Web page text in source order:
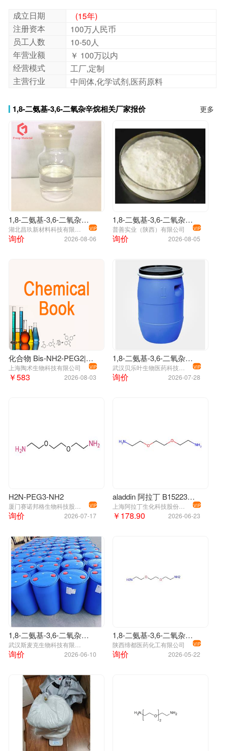
成立日期
(15年)
注册资本
100万人民币
员工人数
10-50人
年营业额
￥ 100万以内
经营模式
工厂,定制
主营行业
中间体,化学试剂,医药原料
1,8-二氨基-3,6-二氧杂辛烷相关厂家报价 更多
1,8-二氨基-3,6-二氧杂辛烷
VIP
2026-08-06
询价
1,8-二氨基-3,6-二氧杂辛烷；929-59-9
普善实业（陕西）有限公司 VIP
2026-08-05
询价
化合物 Bis-NH2-PEG2|T16663|TargetMol
上海陶术生物科技有限公司 VIP
2026-08-03
￥583
1,8-二氨基-3,6-二氧杂辛烷 929-59-9
VIP
2026-07-28
询价
H2N-PEG3-NH2
VIP
2026-07-17
询价
aladdin 阿拉丁 B152231 1,2-双(2-氨基乙氧基)乙烷 929-59-9 98%
VIP
2026-06-23
￥178.90
1,8-二氨基-3,6-二氧杂辛烷
2026-06-10
询价
1,8-二氨基-3,6-二氧杂辛烷
陕西缔都医药化工有限公司 VIP
2026-05-22
询价